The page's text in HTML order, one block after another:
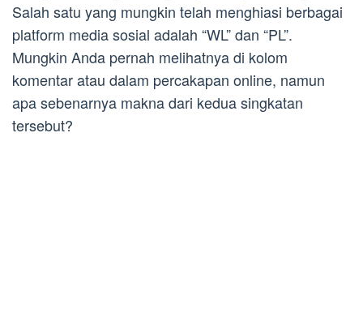
Salah satu yang mungkin telah menghiasi berbagai
platform media sosial adalah “WL” dan “PL”.
Mungkin Anda pernah melihatnya di kolom
komentar atau dalam percakapan online, namun
apa sebenarnya makna dari kedua singkatan
tersebut?